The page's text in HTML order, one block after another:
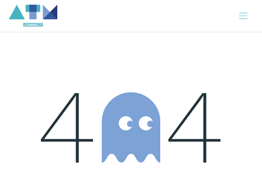
Se rendre au contenu